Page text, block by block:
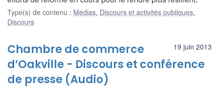
Type(s) de contenu : Médias, Discours et activités publiques,
Discours
19 juin 2013
Chambre de commerce
d’Oakville - Discours et conférence
de presse (Audio)